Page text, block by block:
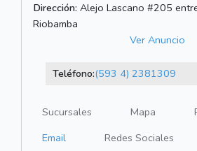
Dirección: Alejo Lascano #205
Riobamba
Ver Anuncio
Teléfono:(593 4) 2381309
Sucursales Mapa
Email
Redes Sociales